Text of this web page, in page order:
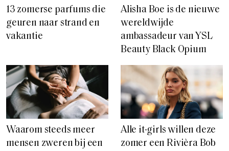
13 zomerse parfums die
geuren naar strand en
vakantie
Alisha Boe is de nieuwe
wereldwijde
ambassadeur van YSL
Beauty Black Opium
Waarom steeds meer
mensen zweren bij een
Alle it-girls willen deze
zomer een Rivièra Bob